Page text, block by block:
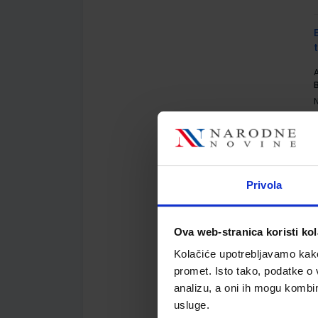
Privola
Ova web-stranica koristi
Kolačiće upotrebljavamo
promet. Isto tako, podatke
analizu, a oni ih mogu
usluge.